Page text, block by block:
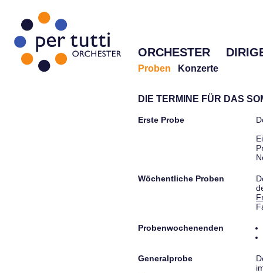
ORCHESTER
Proben Konzerte
DIE TERMINE FÜR DAS
Erste Probe
Wöchentliche Proben
Probenwochenenden
Generalprobe